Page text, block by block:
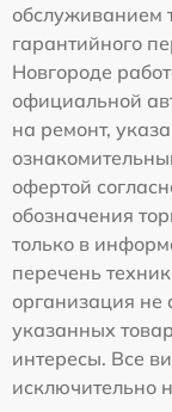
обслуживанием
гарантийного
Новгороде
официальной
на ремонт,
офертой
обозначения
только в
перечень
организация
указанных
интересы. Все
исключительно